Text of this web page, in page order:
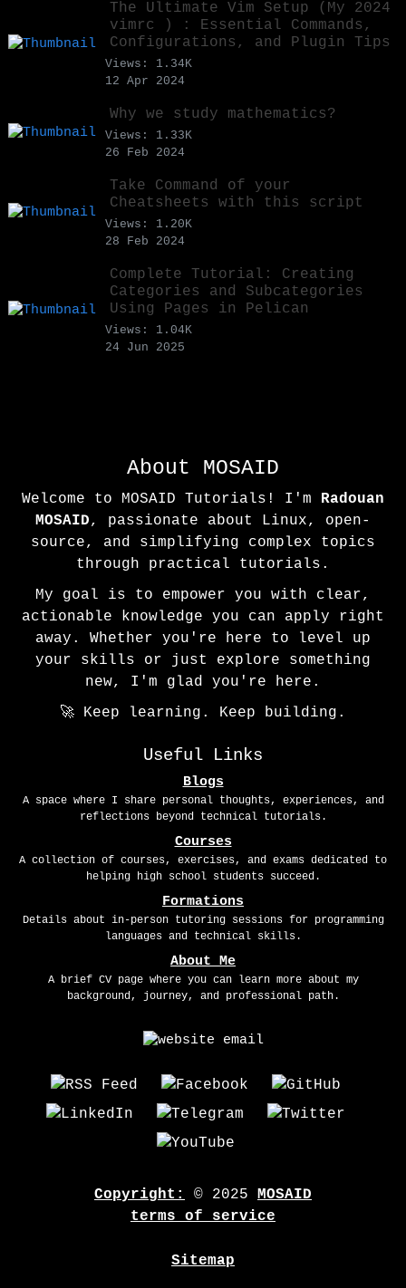
The Ultimate Vim Setup (My 2024
vimrc ) : Essential Commands,
Configurations, and Plugin Tips
Views: 1.34K
12 Apr 2024
Why we study mathematics?
Views: 1.33K
26 Feb 2024
Take Command of your
Cheatsheets with this script
Views: 1.20K
28 Feb 2024
Complete Tutorial: Creating
Categories and Subcategories
Using Pages in Pelican
Views: 1.04K
24 Jun 2025
About MOSAID
Welcome to MOSAID Tutorials! I'm Radouan
MOSAID, passionate about Linux, open-
source, and simplifying complex topics
through practical tutorials.
My goal is to empower you with clear,
actionable knowledge you can apply right
away. Whether you're here to level up
your skills or just explore something
new, I'm glad you're here.
🚀 Keep learning. Keep building.
Useful Links
Blogs
A space where I share personal thoughts, experiences, and
reflections beyond technical tutorials.
Courses
A collection of courses, exercises, and exams dedicated to
helping high school students succeed.
Formations
Details about in-person tutoring sessions for programming
languages and technical skills.
About Me
A brief CV page where you can learn more about my
background, journey, and professional path.
Copyright: © 2025
MOSAID
terms of service
Sitemap